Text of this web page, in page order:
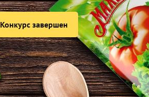
Конкурс завершен